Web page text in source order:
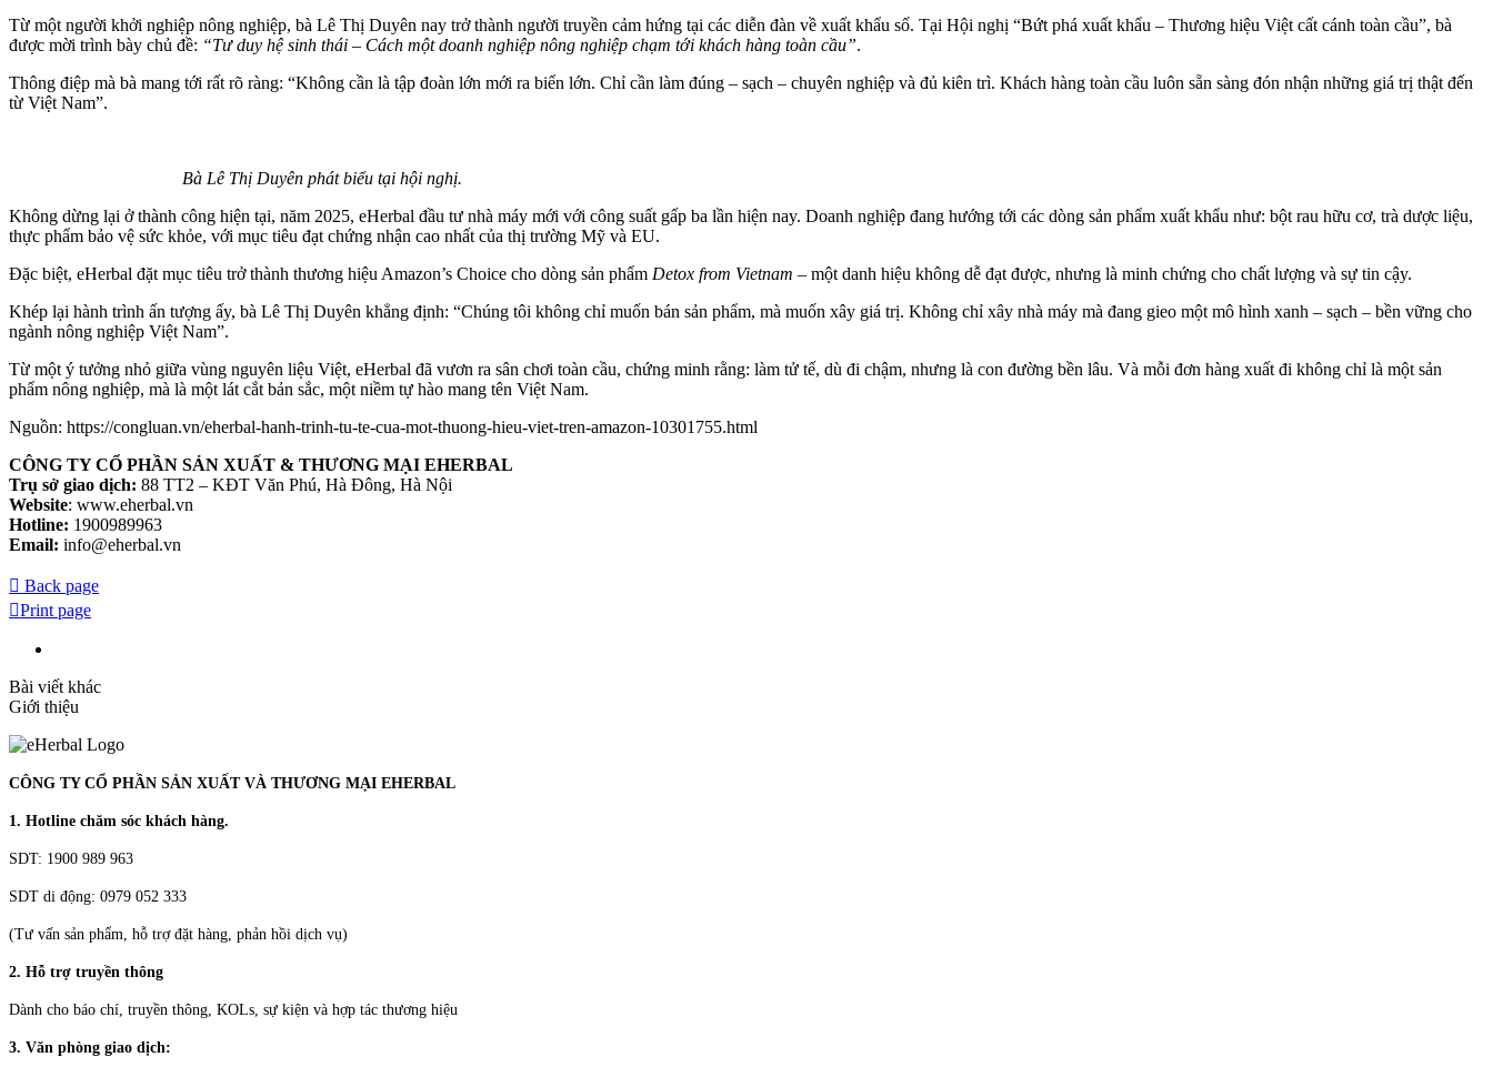
Từ một người khởi nghiệp nông nghiệp, bà Lê Thị Duyên nay trở thành người truyền cảm hứng tại các diễn đàn về xuất khẩu số. Tại Hội nghị “Bứt phá xuất khẩu – Thương hiệu Việt cất cánh toàn cầu”, bà
được mời trình bày chủ đề: “Tư duy hệ sinh thái – Cách một doanh nghiệp nông nghiệp chạm tới khách hàng toàn cầu”.
Thông điệp mà bà mang tới rất rõ ràng: “Không cần là tập đoàn lớn mới ra biển lớn. Chỉ cần làm đúng – sạch – chuyên nghiệp và đủ kiên trì. Khách hàng toàn cầu luôn sẵn sàng đón nhận những giá trị thật đến
từ Việt Nam”.
Bà Lê Thị Duyên phát biểu tại hội nghị.
Không dừng lại ở thành công hiện tại, năm 2025, eHerbal đầu tư nhà máy mới với công suất gấp ba lần hiện nay. Doanh nghiệp đang hướng tới các dòng sản phẩm xuất khẩu như: bột rau hữu cơ, trà dược liệu,
thực phẩm bảo vệ sức khỏe, với mục tiêu đạt chứng nhận cao nhất của thị trường Mỹ và EU.
Đặc biệt, eHerbal đặt mục tiêu trở thành thương hiệu Amazon’s Choice cho dòng sản phẩm Detox from Vietnam – một danh hiệu không dễ đạt được, nhưng là minh chứng cho chất lượng và sự tin cậy.
Khép lại hành trình ấn tượng ấy, bà Lê Thị Duyên khẳng định: “Chúng tôi không chỉ muốn bán sản phẩm, mà muốn xây giá trị. Không chỉ xây nhà máy mà đang gieo một mô hình xanh – sạch – bền vững cho
ngành nông nghiệp Việt Nam”.
Từ một ý tưởng nhỏ giữa vùng nguyên liệu Việt, eHerbal đã vươn ra sân chơi toàn cầu, chứng minh rằng: làm tử tế, dù đi chậm, nhưng là con đường bền lâu. Và mỗi đơn hàng xuất đi không chỉ là một sản
phẩm nông nghiệp, mà là một lát cắt bản sắc, một niềm tự hào mang tên Việt Nam.
Nguồn: https://congluan.vn/eherbal-hanh-trinh-tu-te-cua-mot-thuong-hieu-viet-tren-amazon-10301755.html
CÔNG TY CỔ PHẦN SẢN XUẤT & THƯƠNG MẠI EHERBAL
Trụ sở giao dịch: 88 TT2 – KĐT Văn Phú, Hà Đông, Hà Nội
Website: www.eherbal.vn
Hotline: 1900989963
Email: info@eherbal.vn
Back page
Print page
Bài viết khác
Giới thiệu
CÔNG TY CỔ PHẦN SẢN XUẤT VÀ THƯƠNG MẠI EHERBAL
1. Hotline chăm sóc khách hàng.
SDT: 1900 989 963
SDT di động: 0979 052 333
(Tư vấn sản phẩm, hỗ trợ đặt hàng, phản hồi dịch vụ)
2. Hỗ trợ truyền thông
Dành cho báo chí, truyền thông, KOLs, sự kiện và hợp tác thương hiệu
3. Văn phòng giao dịch: